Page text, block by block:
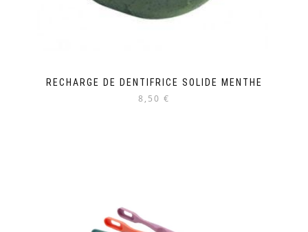
RECHARGE DE DENTIFRICE SOLIDE MENTHE
8,50 €